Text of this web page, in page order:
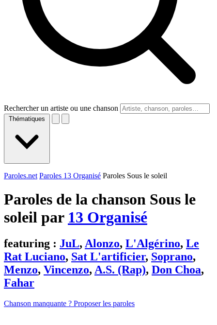
Rechercher un artiste ou une chanson
Thématiques
Paroles.net Paroles 13 Organisé Paroles Sous le soleil
Paroles de la chanson Sous le
soleil par 13 Organisé
featuring : JuL, Alonzo, L'Algérino, Le
Rat Luciano, Sat L'artificier, Soprano,
Menzo, Vincenzo, A.S. (Rap), Don Choa,
Fahar
Chanson manquante ? Proposer les paroles